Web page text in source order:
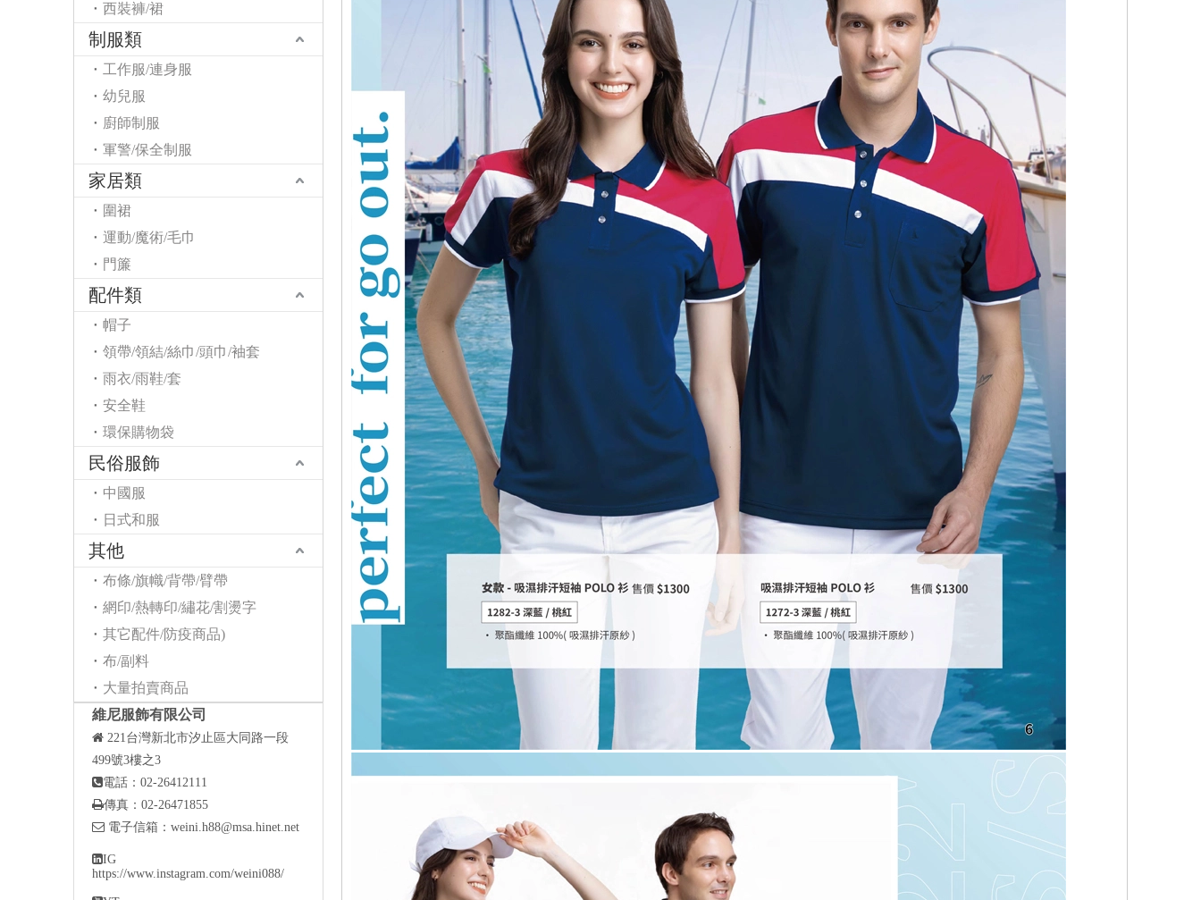
西裝褲/裙
制服類
工作服/連身服
幼兒服
廚師制服
軍警/保全制服
家居類
圍裙
運動/魔術/毛巾
門簾
配件類
帽子
領帶/領結/絲巾/頭巾/袖套
雨衣/雨鞋/套
安全鞋
環保購物袋
民俗服飾
中國服
日式和服
其他
布條/旗幟/背帶/臂帶
網印/熱轉印/繡花/割燙字
其它配件/防疫商品)
布/副料
大量拍賣商品
維尼服飾有限公司
 221台灣新北市汐止區大同路一段
499號3樓之3
電話：02-26412111
傳真：02-26471855
 電子信箱： weini.h88@msa.hinet.net
IG
https://www.instagram.com/weini088/